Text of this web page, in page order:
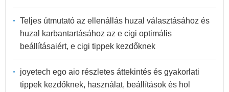
Teljes útmutató az ellenállás huzal választásához és
huzal karbantartásához az e cigi optimális
beállításaiért, e cigi tippek kezdőknek
joyetech ego aio részletes áttekintés és gyakorlati
tippek kezdőknek, használat, beállítások és hol